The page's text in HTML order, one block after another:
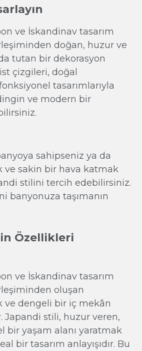
ve İskandinav tasarım
doğan, huzur ve
tutan bir dekorasyon
çizgileri, doğal
tasarımlarıyla
ve modern bir
sahipseniz ya da
ve sakin bir hava katmak
stilini tercih edebilirsiniz.
banyonuza taşımanın
Özellikleri
ve İskandinav tasarım
oluşan
ve dengeli bir iç mekân
Japandi stili, huzur veren,
bir yaşam alanı yaratmak
bir tasarım anlayışıdır. Bu